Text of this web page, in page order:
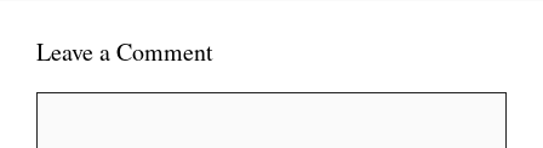
Leave a Comment